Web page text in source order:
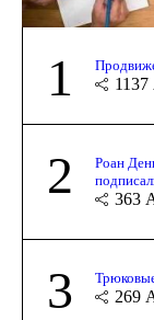
1 1137
2
Роан
363
3 269